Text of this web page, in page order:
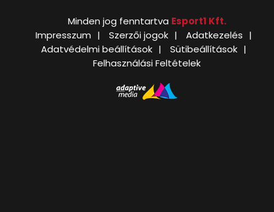
Minden jog fenntartva Esport1 Kft.
Impresszum
Szerzői jogok
Adatkezelés
Adatvédelmi beállítások
Sütibeállítások
Felhasználási Feltételek